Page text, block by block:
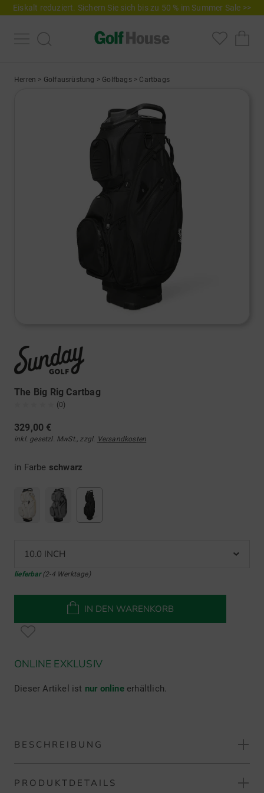
Eiskalt reduziert. Sichern Sie sich bis zu 50 % im Summer Sale >>
Herren > Golfausrüstung > Golfbags> Cartbags
The Big Rig Cartbag
(0)
329,00 €
inkl. gesetzl. MwSt., zzgl. Versandkosten
in Farbe schwarz
10.0 INCH
lieferbar(2-4 Werktage)
IN DEN WARENKORB
ONLINE EXKLUSIV
Dieser Artikel ist nur onlineerhältlich.
BESCHREIBUNG
Sunday Golf The Big Rig Cartbag
PRODUKTDETAILS